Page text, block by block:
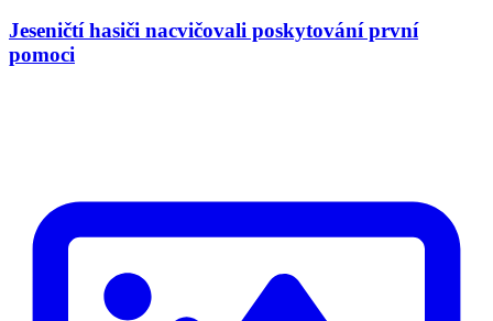
Jeseničtí hasiči nacvičovali poskytování první
pomoci